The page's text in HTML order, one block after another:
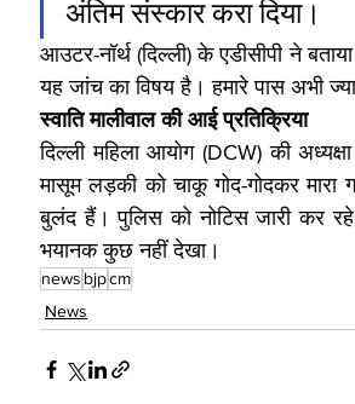
अंतिम संस्कार करा दिया।
आउटर-नॉर्थ (दिल्ली) के एडीसीपी ने
यह जांच का विषय है। हमारे पास अभी
स्वाति मालीवाल की आई प्रतिक्रिया
दिल्ली महिला आयोग (DCW) की
मासूम लड़की को चाकू गोद-गोदकर
बुलंद हैं। पुलिस को नोटिस जारी कर
भयानक कुछ नहीं देखा।
news bjpcm
News